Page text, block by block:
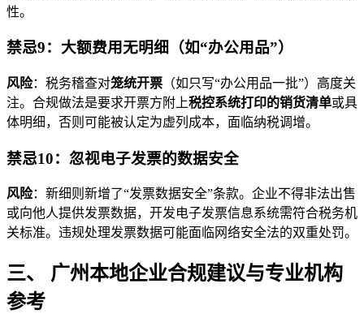
性。
禁忌9：大额费用无明细（如“办公用品”）
风险：税务稽查对笼统开票 （如只写“办公用品一批”）高度关
注。合规做法是要求开票方附上税控系统打印的销货清单或具
体明细，否则可能被认定为虚列成本，面临纳税调增。
禁忌10：忽视电子发票的数据安全
风险：新细则新增了“发票数据安全”条款。企业不得非法出售
或向他人提供发票数据，开发电子发票信息系统需符合税务机
关标准。违规处理发票数据可能面临网络安全法的双重处罚。
三、 广州本地企业合规建议与专业机构
参考